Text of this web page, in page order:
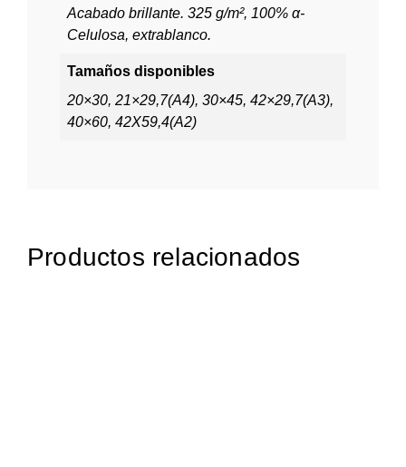
Acabado brillante. 325 g/m², 100% α-
Celulosa, extrablanco.
Tamaños disponibles
20×30, 21×29,7(A4), 30×45, 42×29,7(A3),
40×60, 42X59,4(A2)
Productos relacionados